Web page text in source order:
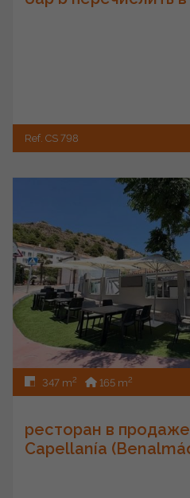
Ref. CS 798
347 m2 165 m2
ресторан в
Capellanía